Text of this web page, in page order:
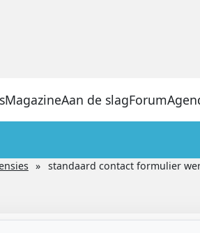
MagazineAan de slagForum
standaard contact formulier